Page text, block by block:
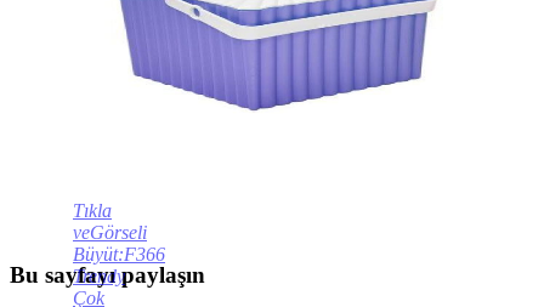
Tıkla
veGörseli
Büyüt:F366
Trendy
Çok
Bu sayfayı paylaşın